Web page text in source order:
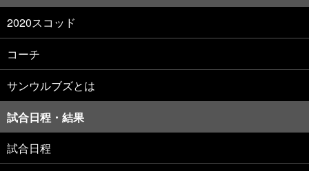
2020スコッド
コーチ
サンウルブズとは
試合日程・結果
試合日程